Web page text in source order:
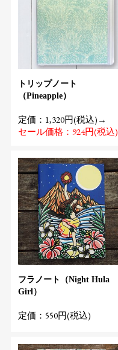
トリップノート
（Pineapple）
定価：1,320円(税込)→
セール価格：924円(税込)
フラノート（Night Hula
Girl）
定価：550円(税込)